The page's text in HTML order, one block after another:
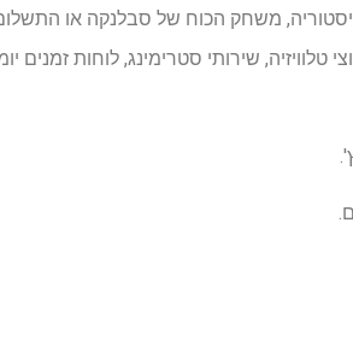
משחק הכוח של סבלנקה או
שירותי סטרימינג, לוחות זמנים